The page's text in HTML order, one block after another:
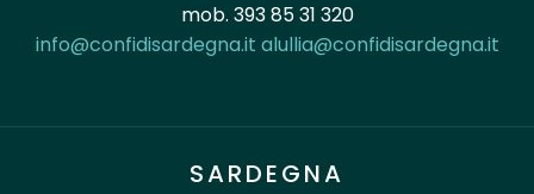
mob. 393 85 31 320
info@confidisardegna.it alullia@confidisardegna.it
SARDEGNA